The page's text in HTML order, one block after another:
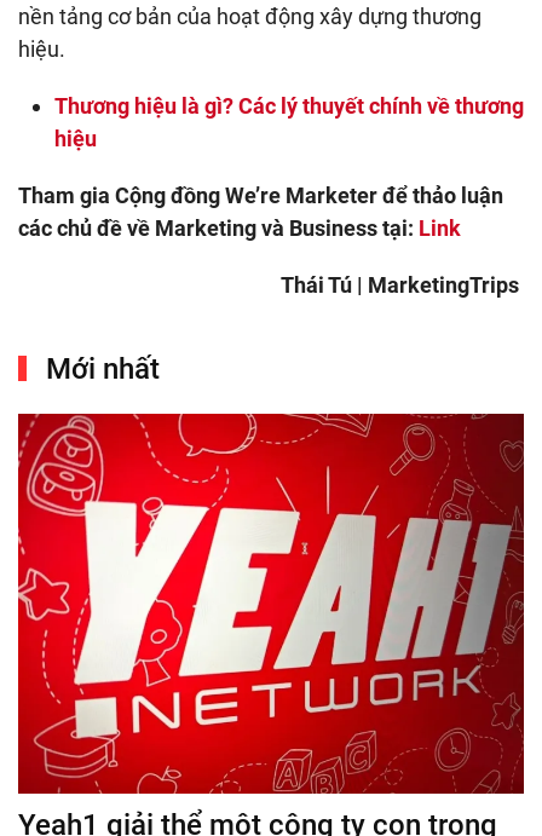
nền tảng cơ bản của hoạt động xây dựng thương
hiệu.
Thương hiệu là gì? Các lý thuyết chính về thương
hiệu
Tham gia Cộng đồng We’re Marketer để thảo luận
các chủ đề về Marketing và Business tại: Link
Thái Tú | MarketingTrips
Mới nhất
Yeah1 giải thể một công ty con trong